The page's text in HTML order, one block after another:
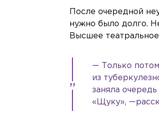
После очередной
нужно было долго.
Высшее
— Только
из
заняла
«Щуку»,